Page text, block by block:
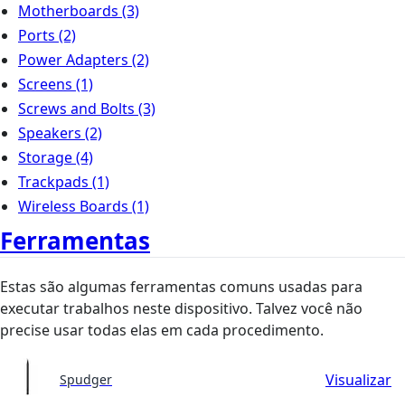
Motherboards (3)
Ports (2)
Power Adapters (2)
Screens (1)
Screws and Bolts (3)
Speakers (2)
Storage(4)
Trackpads (1)
Wireless Boards (1)
Ferramentas
Estas são algumas ferramentas comuns usadas para
executar trabalhos neste dispositivo. Talvez você não
precise usar todas elas em cada procedimento.
Spudger Visualizar